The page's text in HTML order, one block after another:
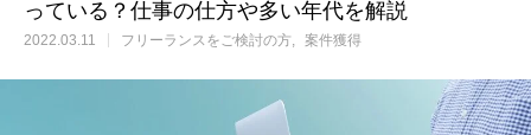
っている？仕事の仕方や多い年代を解説
2022.03.11 フリーランスをご検討の方 案件獲得